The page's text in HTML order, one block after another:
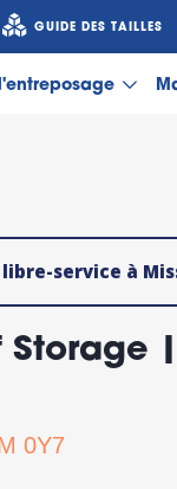
GUIDE DES TAILLES
service à
Storage
0Y7